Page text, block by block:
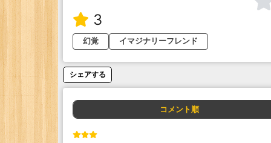
3
幻覚 イマジナリーフレンド
シェアする
コメント順